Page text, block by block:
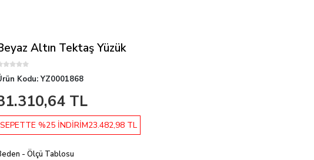
Altın Tektaş Yüzük
Kodu:YZ0001868
TL
SEPETTE %25 İNDİRİM23.482,98 TL
- Ölçü Tablosu